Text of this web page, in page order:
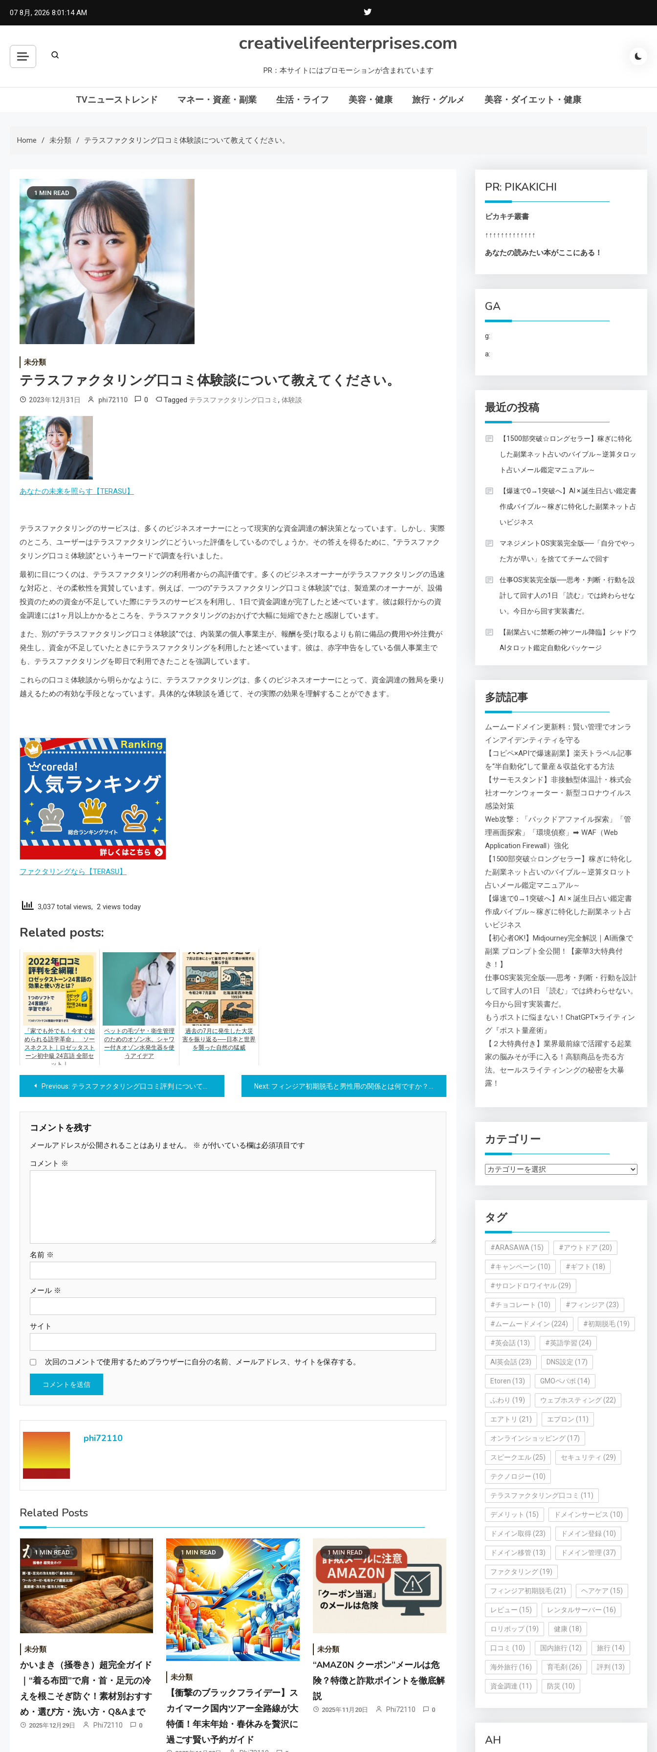
07 8月, 2026 8:01:15 AM
creativelifeenterprises.com
PR：本サイトにはプロモーションが含まれています
TVニューストレンド マネー・資産・副業 生活・ライフ 美容・健康 旅行・グルメ 美容・ダイエット・健康
Home 未分類 テラスファクタリング口コミ体験談について教えてください。
1 MIN READ
未分類
テラスファクタリング口コミ体験談について教えてください。
2023年12月31日 phi72110 0 Tagged テラスファクタリング口コミ , 体験談
あなたの未来を照らす【TERASU】
テラスファクタリングのサービスは、多くのビジネスオーナーにとって現実的な資金調達の解決策となっています。しかし、実際
のところ、ユーザーはテラスファクタリングにどういった評価をしているのでしょうか。その答えを得るために、”テラスファク
タリング口コミ体験談”というキーワードで調査を行いました。
最初に目につくのは、テラスファクタリングの利用者からの高評価です。多くのビジネスオーナーがテラスファクタリングの迅速
な対応と、その柔軟性を賞賛しています。例えば、一つの”テラスファクタリング口コミ体験談”では、製造業のオーナーが、設備
投資のための資金が不足していた際にテラスのサービスを利用し、1日で資金調達が完了したと述べています。彼は銀行からの資
金調達には1ヶ月以上かかるところを、テラスファクタリングのおかげで大幅に短縮できたと感謝しています。
また、別の”テラスファクタリング口コミ体験談”では、内装業の個人事業主が、報酬を受け取るよりも前に備品の費用や外注費が
発生し、資金が不足していたときにテラスファクタリングを利用したと述べています。彼は、赤字申告をしている個人事業主で
も、テラスファクタリングを即日で利用できたことを強調しています。
これらの口コミ体験談から明らかなように、テラスファクタリングは、多くのビジネスオーナーにとって、資金調達の難局を乗り
越えるための有効な手段となっています。具体的な体験談を通じて、その実際の効果を理解することができます。
ファクタリングなら【TERASU】
3,037 total views, 2 views today
Related posts:
「家でも外でも！今すぐ始
められる語学革命」 ソー
スネクスト｜ロゼッタスト
ーン初中級 24言語 全部セ
ット｜
ペットの毛ヅヤ・衛生管理
のためのオゾン水、シャワ
ー付きオゾン水発生器を使
うアイデア
過去の7月に発生した大災
害を振り返る──日本と世界
を襲った自然の猛威
稿
ナ
ビ
ゲ
ョ
ン
Previous: テラスファクタリング口コミ評判 について教えてください。 Next: フィンジア初期脱毛と男性用の関係とは何ですか？
コメントを残す
メールアドレスが公開されることはありません。 ※ が付いている欄は必須項目です
コメント ※
名前 ※
メール ※
サイト
次回のコメントで使用するためブラウザーに自分の名前、メールアドレス、サイトを保存する。
phi72110
Related Posts
1 MIN READ
未分類
かいまき（掻巻き）超完全ガイド
｜“着る布団”で肩・首・足元の冷
えを根こそぎ防ぐ！素材別おすす
め・選び方・洗い方・Q&Aまで
2025年12月29日 Phi72110 0
1 MIN READ
未分類
【衝撃のブラックフライデー】ス
カイマーク国内ツアー全路線が大
特価！年末年始・春休みを贅沢に
過ごす賢い予約ガイド
1 MIN READ
未分類
“AMAZ0N クーポン”メールは危
険？特徴と詐欺ポイントを徹底解
説
2025年11月20日 Phi72110 0
PR: PIKAKICHI
ピカキチ叢書
↑↑↑↑↑↑↑↑↑↑↑↑↑
あなたの読みたい本がここにある！
GA
g:
a:
最近の投稿
【1500部突破☆ロングセラー】稼ぎに特化
した副業ネット占いのバイブル～逆算タロッ
ト占いメール鑑定マニュアル～
【爆速で0→1突破へ】AI × 誕生日占い鑑定書
作成バイブル～稼ぎに特化した副業ネット占
いビジネス
マネジメントOS実装完全版──「自分でやっ
た方が早い」を捨ててチームで回す
仕事OS実装完全版──思考・判断・行動を設
計して回す人の1日 「読む」では終わらせな
い。今日から回す実装書だ。
【副業占いに禁断の神ツール降臨】シャドウ
AIタロット鑑定自動化パッケージ
多読記事
ムームードメイン更新料：賢い管理でオンラ
インアイデンティティを守る
【コピペ×APIで爆速副業】楽天トラベル記事
を“半自動化”して量産＆収益化する方法
【サーモスタンド】非接触型体温計・株式会
社オーケンウォーター・新型コロナウイルス
感染対策
Web攻撃：「バックドアファイル探索」「管
理画面探索」「環境偵察」➡ WAF（Web
Application Firewall）強化
【1500部突破☆ロングセラー】稼ぎに特化し
た副業ネット占いのバイブル～逆算タロット
占いメール鑑定マニュアル～
【爆速で0→1突破へ】AI × 誕生日占い鑑定書
作成バイブル～稼ぎに特化した副業ネット占
いビジネス
【初心者OK!】Midjourney完全解説｜AI画像で
副業 プロンプト全公開！【豪華3大特典付
き！】
仕事OS実装完全版──思考・判断・行動を設計
して回す人の1日 「読む」では終わらせない。
今日から回す実装書だ。
もうポストに悩まない！ChatGPT×ライティン
グ『ポスト量産術』
【２大特典付き】業界最前線で活躍する起業
家の脳みそが手に入る！高額商品を売る方
法。セールスライティンングの秘密を大暴
露！
カテゴリー
カ
ー
タグ
#ARASAWA (15) #アウトドア (20)
#キャンペーン (10) #ギフト (18)
#サロンドロワイヤル(29)
#チョコレート (10) #フィンジア (23)
#ムームードメイン (224) #初期脱毛(19)
#英会話(13) #英語学習 (24)
AI英会話(23) DNS設定 (17)
Etoren (13) GMOペパボ (14)
ふわり (19) ウェブホスティング(22)
エアトリ (21) エプロン (11)
オンラインショッピング(17)
スピークエル(25) セキュリティ (29)
テクノロジー (10)
テラスファクタリング口コミ (11)
デメリット (15) ドメインサービス (10)
ドメイン取得(23) ドメイン登録 (10)
ドメイン移管 (13) ドメイン管理 (37)
ファクタリング(19)
フィンジア初期脱毛(21) ヘアケア (15)
レビュー (15) レンタルサーバー (16)
ロリポップ(19) 健康(18)
口コミ (10) 国内旅行(12) 旅行(14)
海外旅行(16) 育毛剤 (26) 評判 (13)
資金調達 (11) 防災 (10)
AH